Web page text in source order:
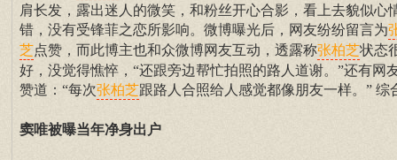
肩长发，露出迷人的微笑，和粉丝开心合影，看上去貌似心
错，没有受锋菲之恋所影响。微博曝光后，网友纷纷留言为
芝点赞，而此博主也和众微博网友互动，透露称张柏芝状态
好，没觉得憔悴，“还跟旁边帮忙拍照的路人道谢。”还有网
赞道：“每次张柏芝跟路人合照给人感觉都像朋友一样。” 综
窦唯被曝当年净身出户